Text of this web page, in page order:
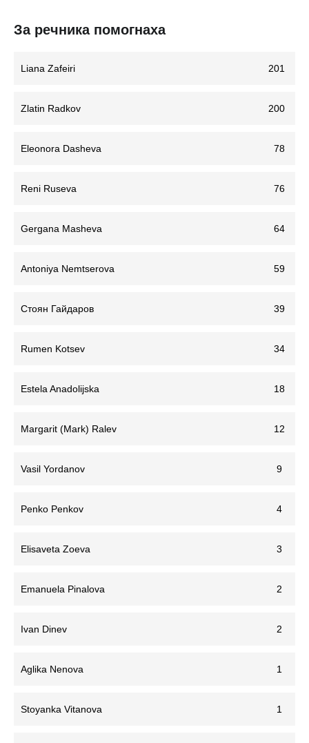
За речника помогнаха
Liana Zafeiri 201
Zlatin Radkov 200
Eleonora Dasheva 78
Reni Ruseva 76
Gergana Masheva 64
Antoniya Nemtserova 59
Стоян Гайдаров 39
Rumen Kotsev 34
Estela Anadolijska 18
Margarit (Mark) Ralev 12
Vasil Yordanov 9
Penko Penkov 4
Elisaveta Zoeva 3
Emanuela Pinalova 2
Ivan Dinev 2
Aglika Nenova 1
Stoyanka Vitanova 1